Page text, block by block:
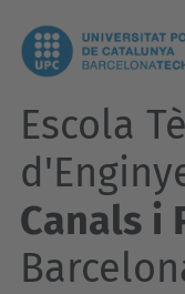
Escola
Canals i